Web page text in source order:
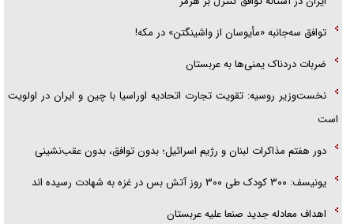
یهودی‌ها در ادبیات داستانی اروپا؛ از شکسپیر تا دیکنز
گفت‌وگو با خواهر یکی از شهدای جنگ رمضان/ خواهرم فرمانده جهادی و
جزئیات شکنجه‌هایم فراتر از آن است که در بیان بگنجد!
گزارش «جوان» از قوانین سخت‌گیرانه ۶ قاره در برابر یورش به پاسگاه‌های
پلیس
آخرین اخبار
ایران در آستانه توافق کنترل بر هرمز
توافق سه‌جانبه «مأیوسان از واشینگتن» در مکه!
ضربات دردناک یمنی‌ها به عربستان
نخست‌وزیر روسیه:‌ تقویت تجارت اتحادیه اوراسیا با چین و ایران در اولویت
است